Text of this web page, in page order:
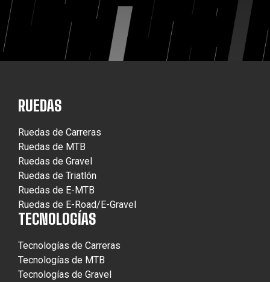
RUEDAS
Ruedas de Carreras
Ruedas de MTB
Ruedas de Gravel
Ruedas de Triatlón
Ruedas de E-MTB
Ruedas de E-Road/E-Gravel
TECNOLOGÍAS
Tecnologías de Carreras
Tecnologías de MTB
Tecnologías de Gravel